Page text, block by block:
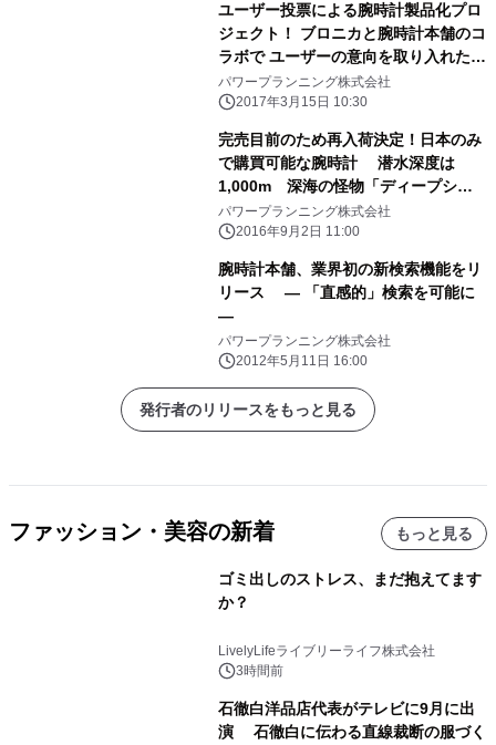
ユーザー投票による腕時計製品化プロ
ジェクト！ ブロニカと腕時計本舗のコ
ラボで ユーザーの意向を取り入れた時
計を開発する企画の 第二フェーズ、デ
ザイン案発表！3月31日まで投票受付
パワープランニング株式会社
2017年3月15日 10:30
完売目前のため再入荷決定！日本のみ
で購買可能な腕時計 潜水深度は
1,000m 深海の怪物「ディープシー
タイマー」
パワープランニング株式会社
2016年9月2日 11:00
腕時計本舗、業界初の新検索機能をリ
リース ― 「直感的」検索を可能に
―
パワープランニング株式会社
2012年5月11日 16:00
発行者のリリースをもっと見る
ファッション・美容の新着 もっと見る
ゴミ出しのストレス、まだ抱えてます
か？
LivelyLifeライブリーライフ株式会社
3時間前
石徹白洋品店代表がテレビに9月に出
演 石徹白に伝わる直線裁断の服づく